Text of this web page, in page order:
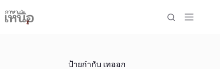
to
content
ป้ายกำกับ เทออก